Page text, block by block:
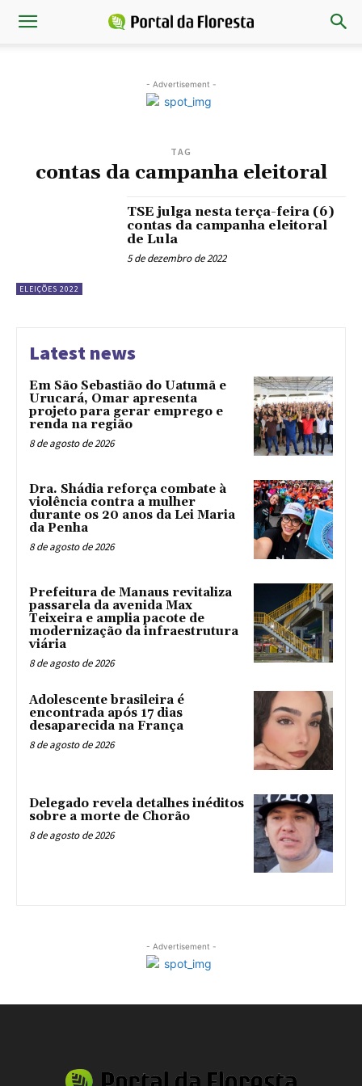
- Advertisement -
TAG
contas da campanha eleitoral
ELEIÇÕES 2022
TSE julga nesta terça-feira (6)
contas da campanha eleitoral
de Lula
5 de dezembro de 2022
Latest news
Em São Sebastião do Uatumã e
Urucará, Omar apresenta
projeto para gerar emprego e
renda na região
8 de agosto de 2026
Dra. Shádia reforça combate à
violência contra a mulher
durante os 20 anos da Lei Maria
da Penha
8 de agosto de 2026
Prefeitura de Manaus revitaliza
passarela da avenida Max
Teixeira e amplia pacote de
modernização da infraestrutura
viária
8 de agosto de 2026
Adolescente brasileira é
encontrada após 17 dias
desaparecida na França
8 de agosto de 2026
Delegado revela detalhes inéditos
sobre a morte de Chorão
8 de agosto de 2026
- Advertisement -